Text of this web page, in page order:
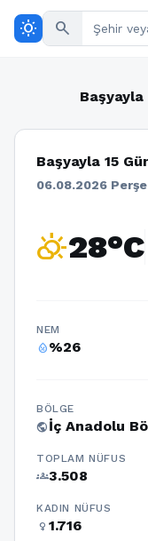
wb_sunny search
Başyayla
Başyayla 15
06.08.2026
partly_cloudy_day28°C
NEM
humidity_percentage%26
BÖLGE
publicİç Anadolu
TOPLAM NÜFUS
groups3.508
KADIN NÜFUS
female 1.716